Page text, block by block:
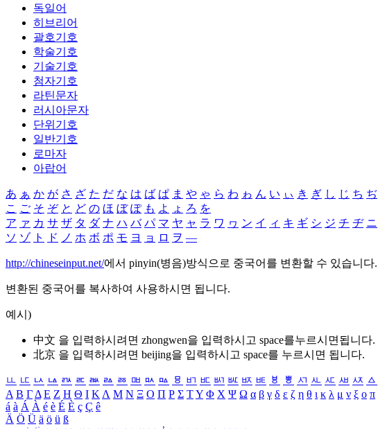
독일어
히브리어
괄호기호
학술기호
기술기호
첨자기호
라틴문자
러시아문자
단위기호
일반기호
로마자
아랍어
あ ぁ か が さ ざ た だ な は ば ぱ ま や ゃ ら わ ゎ ん い ぃ き ぎ し じ ち ぢ
こ ご そ ぞ と ど の ほ ぼ ぽ も よ ょ ろ を
ア ァ カ サ ザ タ ダ ナ ハ バ パ マ ヤ ャ ラ ワ ヮ ン イ ィ キ ギ シ ジ チ ヂ ニ
ソ ゾ ト ド ノ ホ ボ ポ モ ヨ ョ ロ ヲ ―
http://chineseinput.net/에서 pinyin(병음)방식으로 중국어를 변환할 수 있습니다.
변환된 중국어를 복사하여 사용하시면 됩니다.
예시)
中文 을 입력하시려면 zhongwen을 입력하시고 space를누르시면됩니다.
北京 을 입력하시려면 beijing을 입력하시고 space를 누르시면 됩니다.
ㅥ ㅦ ㅧ ㅨ ㅩ ㅪ ㅫ ㅬ ㅭ ㅮ ㅯ ㅰ ㅱ ㅲ ㅳ ㅴ ㅵ ㅶ ㅷ ㅸ ㅹ ㅺ ㅻ ㅼ ㅽ ㅾ ㅿ
Α Β ΓΔ Ε Ζ Η Θ Ι ΚΛ Μ Ν Ξ Ο Π Ρ Σ ΤΥ Φ Χ Ψ Ω α β γ δ ε ζ η θ ι κ λ μ ν ξ ο π
á à Á À é è É È ç Ç ê
Ä Ö Ü ä ö ü ß